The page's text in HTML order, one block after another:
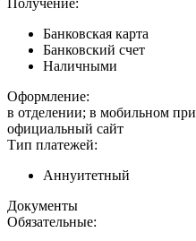
Банковская карта
Банковский счет
Наличными
Оформление:
в отделении; в мобильном
официальный сайт
Тип платежей:
Аннуитетный
Документы
Обязательные: